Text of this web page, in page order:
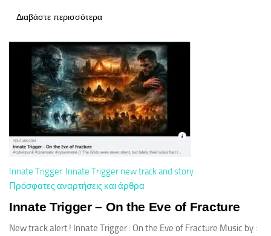
Διαβάστε περισσότερα
Innate Trigger Innate Trigger new track and story
Πρόσφατες αναρτήσεις και άρθρα
Innate Trigger – On the Eve of Fracture
New track alert ! Innate Trigger : On the Eve of Fracture Music by :